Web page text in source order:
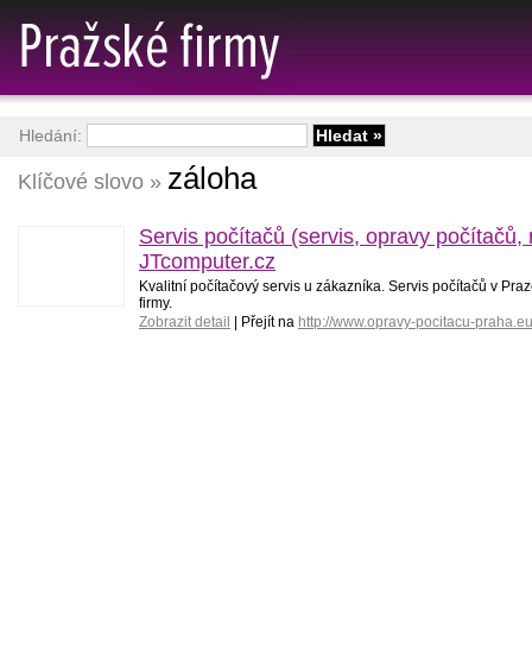
Klíčové slovo » záloha
Servis počítačů (servis, opravy počítačů,
JTcomputer.cz
Kvalitní počítačový servis u zákazníka. Servis počítačů v
firmy.
Zobrazit detail
| Přejít na http://www.opravy-pocitacu-praha.eu
Hledání: